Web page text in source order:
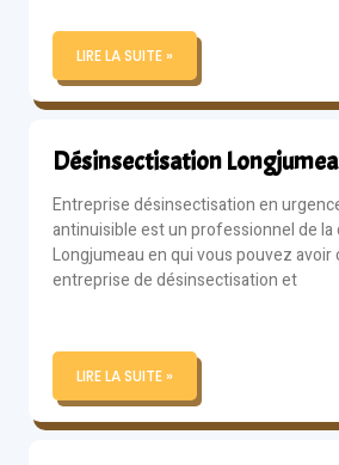
LIRE LA SUITE »
Désinsectisation
Entreprise désinsectisation en
antinuisible est un professionnel de
Longjumeau en qui vous pouvez avoir
entreprise de désinsectisation et
LIRE LA SUITE »